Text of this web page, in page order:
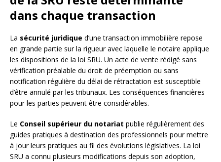
dans chaque transaction
La sécurité juridique d’une transaction immobilière repose
en grande partie sur la rigueur avec laquelle le notaire applique
les dispositions de la loi SRU. Un acte de vente rédigé sans
vérification préalable du droit de préemption ou sans
notification régulière du délai de rétractation est susceptible
d’être annulé par les tribunaux. Les conséquences financières
pour les parties peuvent être considérables.
Le Conseil supérieur du notariat publie régulièrement des
guides pratiques à destination des professionnels pour mettre
à jour leurs pratiques au fil des évolutions législatives. La loi
SRU a connu plusieurs modifications depuis son adoption,